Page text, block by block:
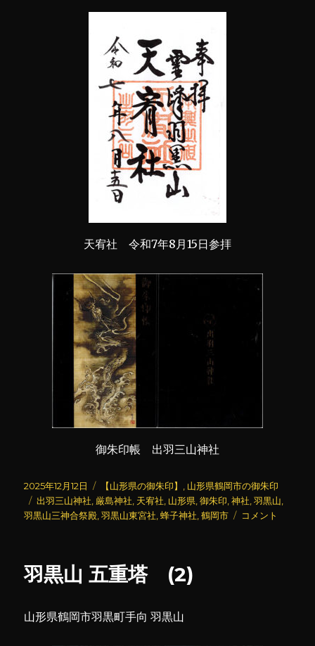
天宥社 令和7年8月15日参拝
御朱印帳 出羽三山神社
投
稿
日:
2025年12月12日
カ
テ
ゴ
【山形県の御朱印】
山形県鶴岡市の御朱印
タ
グ
出羽三山神社 厳島神社 天宥社 山形県 ,御朱印 ,神社 ,羽黒山
羽黒山三神合祭殿 ,羽黒山東宮社 ,蜂子神社 ,鶴岡市
出
コメント
羽黒山 五重塔 (2)
山形県鶴岡市羽黒町手向 羽黒山